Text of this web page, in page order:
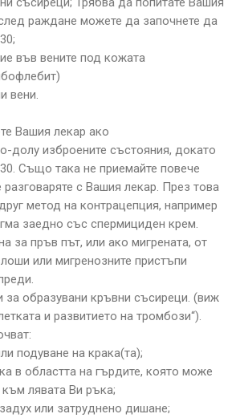
раждане можете да започнете да
във вените под кожата
вени.
Вашия лекар ако
долу изброените състояния, докато
Също така не приемайте повече
разговаряте с Вашия лекар. През това
метод на контрацепция, например
заедно със спермициден крем.
за пръв път, или ако мигрената, от
или мигренозните пристъпи
за образувани кръвни съсиреци. (виж
и развитието на тромбози“).
подуване на крака(та);
в областта на гърдите, която може
лявата Ви ръка;
или затруднено дишане;